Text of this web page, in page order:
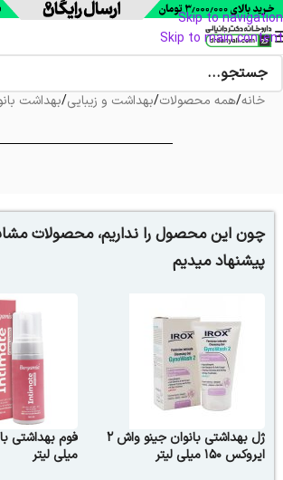
Skip to navigation
Skip to main content
خانه/همه محصولات/بهداشت و زیبایی/بهداشت
چون این محصول را نداریم، محصولات
پیشنهاد میدیم
ژل بهداشتی بانوان جینو واش 2
ایروکس 150 میلی لیتر
میلی لیتر